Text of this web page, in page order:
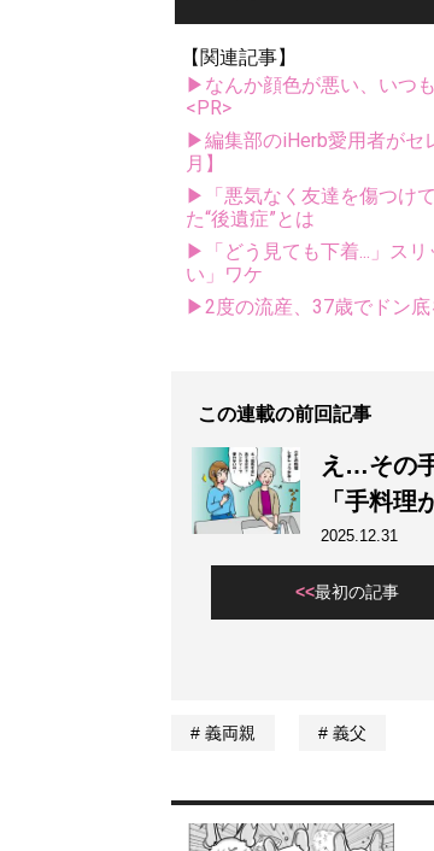
【関連記事】
▶なんか顔色が悪い、いつ
<PR>
▶編集部のiHerb愛用者がセ
月】
▶「悪気なく友達を傷つけ
た“後遺症”とは
▶「どう見ても下着...」ス
い」ワケ
▶2度の流産、37歳でドン底
この連載の前回記事
え…その
「手料
2025.12.31
最初の記事
義両親 義父